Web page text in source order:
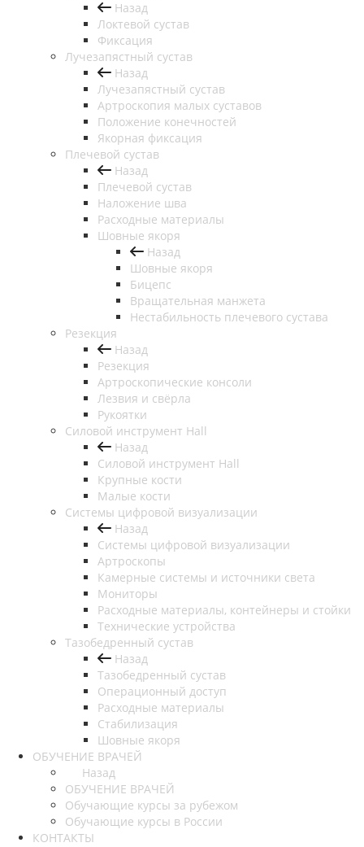
Назад
Локтевой сустав
Фиксация
Лучезапястный сустав
Назад
Лучезапястный сустав
Артроскопия малых суставов
Положение конечностей
Якорная фиксация
Плечевой сустав
Назад
Плечевой сустав
Наложение шва
Расходные материалы
Шовные якоря
Назад
Шовные якоря
Бицепс
Вращательная манжета
Нестабильность плечевого сустава
Резекция
Назад
Резекция
Артроскопические консоли
Лезвия и свёрла
Рукоятки
Силовой инструмент Hall
Назад
Силовой инструмент Hall
Крупные кости
Малые кости
Системы цифровой визуализации
Назад
Системы цифровой визуализации
Артроскопы
Камерные системы и источники света
Мониторы
Расходные материалы, контейнеры и стойки
Технические устройства
Тазобедренный сустав
Назад
Тазобедренный сустав
Операционный доступ
Расходные материалы
Стабилизация
Шовные якоря
ОБУЧЕНИЕ ВРАЧЕЙ
Назад
ОБУЧЕНИЕ ВРАЧЕЙ
Обучающие курсы за рубежом
Обучающие курсы в России
КОНТАКТЫ